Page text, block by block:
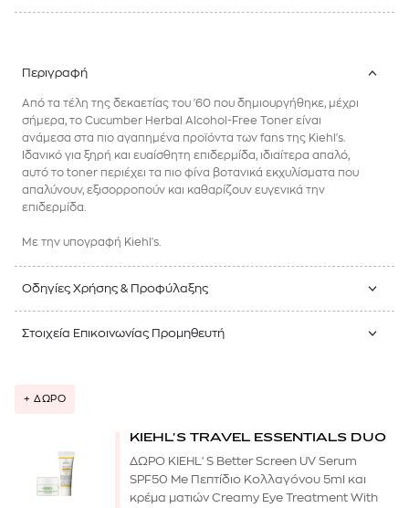
Περιγραφή
Από τα τέλη της δεκαετίας του '60 που δημιουργήθηκε, μέχρι
σήμερα, το Cucumber Herbal Alcohol-Free Toner είναι
ανάμεσα στα πιο αγαπημένα προϊόντα των fans της Kiehl's.
Ιδανικό για ξηρή και ευαίσθητη επιδερμίδα, ιδιαίτερα απαλό,
αυτό το toner περιέχει τα πιο φίνα βοτανικά εκχυλίσματα που
απαλύνουν, εξισορροπούν και καθαρίζουν ευγενικά την
επιδερμίδα.
Με την υπογραφή Kiehl's.
Οδηγίες Χρήσης & Προφύλαξης
Στοιχεία Επικοινωνίας Προμηθευτή
+ ΔΩΡΟ
KIEHL'S TRAVEL ESSENTIALS DUO
ΔΩΡΟ KIEHL'S Better Screen UV Serum
SPF50 Me Πεπτίδιο Κολλαγόνου 5ml και
κρέμα ματιών Creamy Eye Treatment With